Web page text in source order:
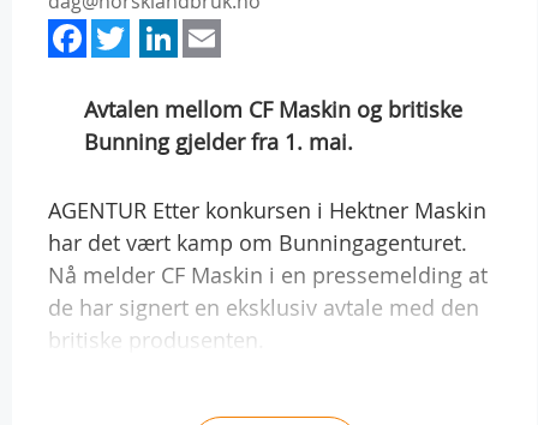
Facebook
TwitterLinkedIn
Avtalen mellom CF Maskin og britiske
Bunning gjelder fra 1. mai.
AGENTUR Etter konkursen i Hektner Maskin
har det vært kamp om Bunningagenturet.
Nå melder CF Maskin i en pressemelding at
de har signert en eksklusiv avtale med den
britiske produsenten.